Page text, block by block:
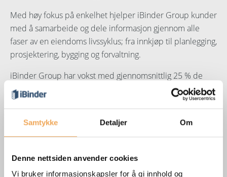
Samtykke Detaljer Om
Denne nettsiden anvender cookies
Vi bruker informasjonskapsler for å gi innhold og
Med høy fokus på enkelhet hjelper iBinder Group kunder
med å samarbeide og dele informasjon gjennom alle
faser av en eiendoms livssyklus; fra innkjøp til planlegging,
prosjektering, bygging og forvaltning.
iBinder Group har vokst med gjennomsnittlig 25 % de
siste 3 årene og har blitt kåret til Gaselle i flere nordiske
land.
Lav produktivitet, høyt ressursforbruk og høy klima- og
miljøbelastning er store utfordringer for bygg- og
– Ved å bli en del av iBinder Group kan SokoPro-